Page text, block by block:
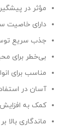
مؤثر در
دارای خاصیت
جذب سریع
بی‌خطر برای
مناسب برای
آسان در
کمک به
ماندگاری بالا